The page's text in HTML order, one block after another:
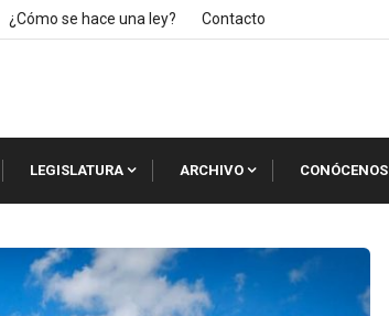
¿Cómo se hace una ley? Contacto
LEGISLATURA ARCHIVO CONÓCENOS